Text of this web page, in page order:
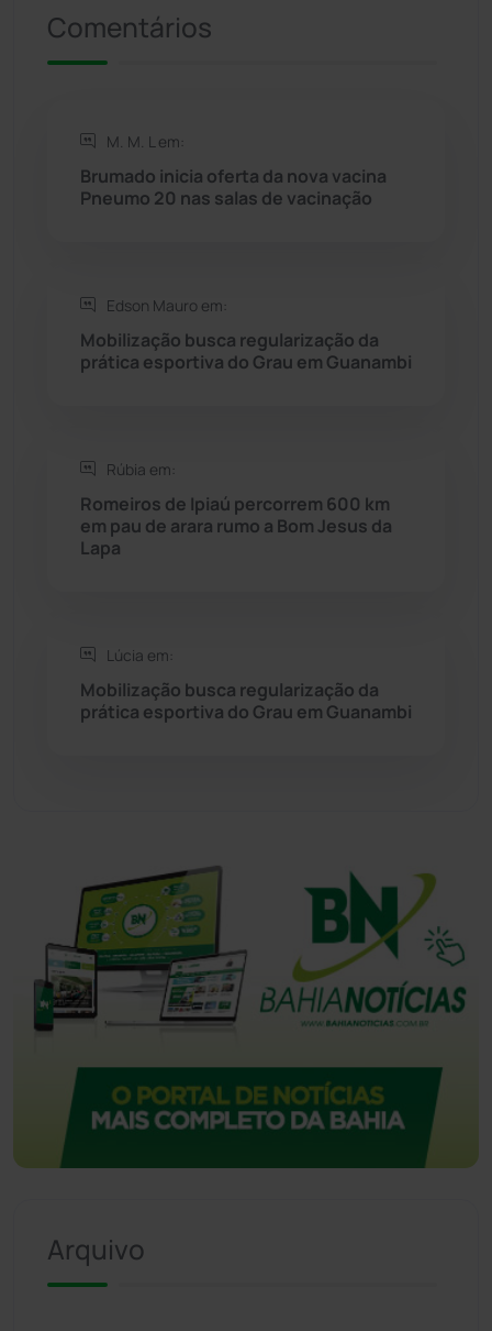
Riacho de Santana
Rio de Contas
Rio do Antônio
Saúde
Seabra (50)
Sítio do Mato
Sudoeste Baiano
Comentários
M. M. L em:
Brumado inicia oferta da nova vacina
Pneumo 20 nas salas de vacinação
Edson Mauro em:
Mobilização busca regularização da
prática esportiva do Grau em Guanambi
Rúbia em:
Romeiros de Ipiaú percorrem 600 km
em pau de arara rumo a Bom Jesus da
Lapa
Lúcia em:
Mobilização busca regularização da
prática esportiva do Grau em Guanambi
Arquivo